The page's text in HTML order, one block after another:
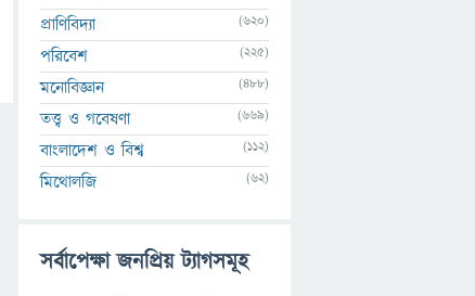
প্রাণিবিদ্যা (620)
পরিবেশ (225)
মনোবিজ্ঞান (488)
তত্ত্ব ও গবেষণা (669)
বাংলাদেশ ও বিশ্ব (112)
মিথোলজি (62)
সর্বাপেক্ষা জনপ্রিয় ট্যাগসমূহ